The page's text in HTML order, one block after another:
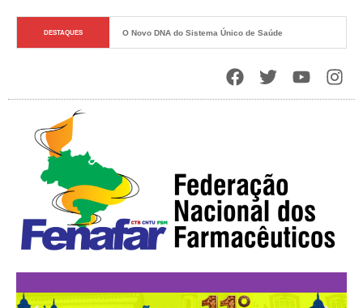
DESTAQUES O Novo DNA do Sistema Único de Saúde